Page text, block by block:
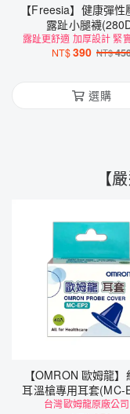
【Freesia】健康彈性
露趾小腿襪
露趾更舒適 加厚設計 緊
NT$390 NT$
選購
【
【OMRON 歐姆龍】
耳溫槍專用耳套(MC-
溫槍MC-523適
台灣歐姆龍原廠公